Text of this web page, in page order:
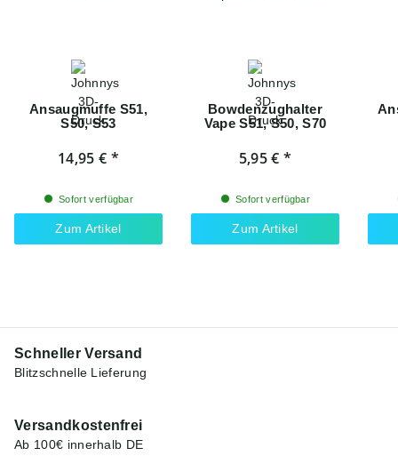
Ansaugmuffe S51,
S50, S53
14,95 € *
Sofort verfügbar
Zum Artikel
Bowdenzughalter
Vape S51, S50, S70
5,95 € *
Sofort verfügbar
Zum Artikel
Schneller Versand
Blitzschnelle Lieferung
Versandkostenfrei
Ab 100€ innerhalb DE